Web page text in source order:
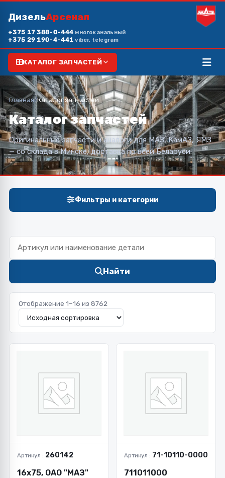
ДизельАрсенал
+375 17 388-0-444 многоканальный
+375 29 190-4-441viber, telegram
КАТАЛОГ ЗАПЧАСТЕЙ
Главная/Каталог запчастей
Каталог запчастей
Оригинальные запчасти и аналоги для МАЗ, КамАЗ, ЯМЗ
— со склада в Минске, доставка по всей Беларуси.
Фильтры и категории
Найти
Отображение 1–16 из 8762
Артикул : 260142
16х75, ОАО "МАЗ"
Артикул : 71-10110-0000
711011000